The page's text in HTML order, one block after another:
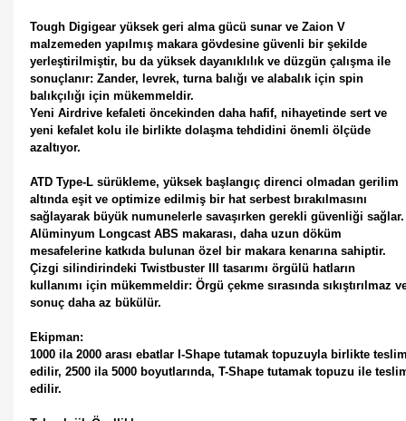
Tough Digigear yüksek geri alma gücü sunar ve Zaion V
malzemeden yapılmış makara gövdesine güvenli bir şekilde
yerleştirilmiştir, bu da yüksek dayanıklılık ve düzgün çalışma ile
sonuçlanır: Zander, levrek, turna balığı ve alabalık için spin
balıkçılığı için mükemmeldir.
Yeni Airdrive kefaleti öncekinden daha hafif, nihayetinde sert ve
yeni kefalet kolu ile birlikte dolaşma tehdidini önemli ölçüde
azaltıyor.
ATD Type-L sürükleme, yüksek başlangıç direnci olmadan gerilim
altında eşit ve optimize edilmiş bir hat serbest bırakılmasını
sağlayarak büyük numunelerle savaşırken gerekli güvenliği sağlar.
Alüminyum Longcast ABS makarası, daha uzun döküm
mesafelerine katkıda bulunan özel bir makara kenarına sahiptir.
Çizgi silindirindeki Twistbuster III tasarımı örgülü hatların
kullanımı için mükemmeldir: Örgü çekme sırasında sıkıştırılmaz
sonuç daha az bükülür.
Ekipman:
1000 ila 2000 arası ebatlar I-Shape tutamak topuzuyla birlikte
edilir, 2500 ila 5000 boyutlarında, T-Shape tutamak topuzu ile
edilir.